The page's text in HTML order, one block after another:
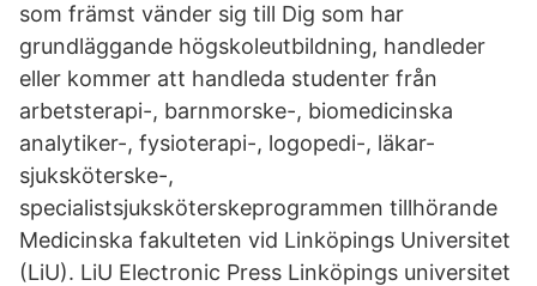
som främst vänder sig till Dig som har
grundläggande högskoleutbildning, handleder
eller kommer att handleda studenter från
arbetsterapi-, barnmorske-, biomedicinska
analytiker-, fysioterapi-, logopedi-, läkar-
sjuksköterske-,
specialistsjuksköterskeprogrammen tillhörande
Medicinska fakulteten vid Linköpings Universitet
(LiU). LiU Electronic Press Linköpings universitet